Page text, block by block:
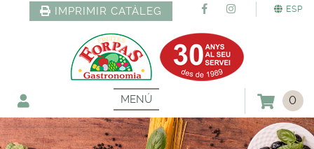
ESP
IMPRIMIR CATÀLEG
MENÚ 0